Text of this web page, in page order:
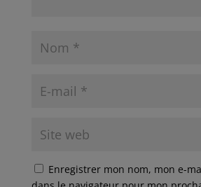
Enregistrer mon nom, mon e-